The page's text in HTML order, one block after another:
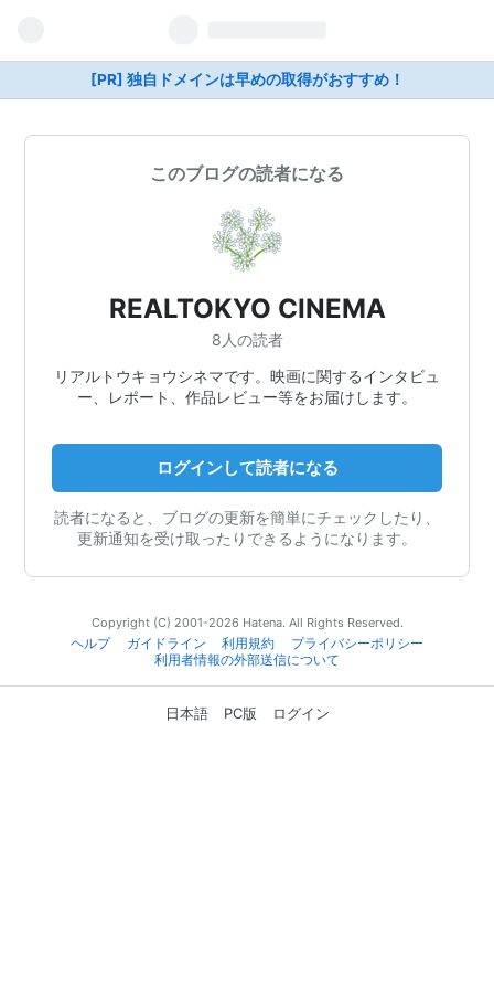
[PR] 独自ドメインは早めの取得がおすすめ！
このブログの読者になる
REALTOKYO CINEMA
8人の読者
リアルトウキョウシネマです。映画に関するインタビュ
ー、レポート、作品レビュー等をお届けします。
ログインして読者になる
読者になると、ブログの更新を簡単にチェックしたり、
更新通知を受け取ったりできるようになります。
Copyright (C) 2001-2026 Hatena. All Rights Reserved.
ヘルプ
ガイドライン 利用規約
プライバシーポリシー
利用者情報の外部送信について
日本語 PC版 ログイン